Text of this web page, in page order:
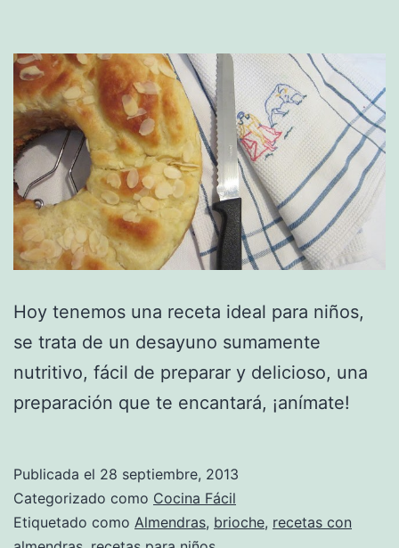
Hoy tenemos una receta ideal para niños,
se trata de un desayuno sumamente
nutritivo, fácil de preparar y delicioso, una
preparación que te encantará, ¡anímate!
Publicada el 28 septiembre, 2013
Categorizado como Cocina Fácil
Etiquetado como Almendras, brioche, recetas con